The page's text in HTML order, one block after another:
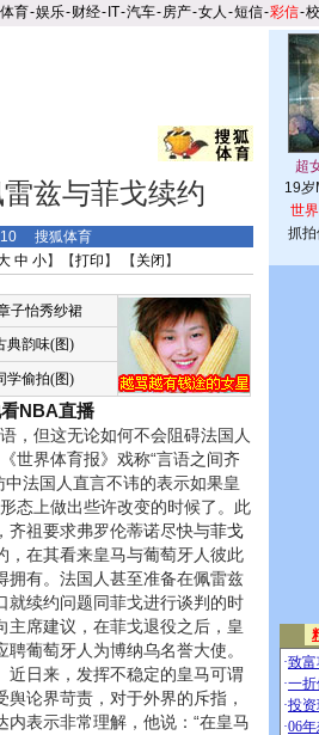
体育-娱乐-财经- IT-汽车-房产-女人 -短信-彩信-
兹与菲戈续约
搜狐体育
中 小】【打印 】 【 关闭 】
子怡秀纱裙
典韵味(图)
学偷拍(图)
NBA直播
，但这无论如何不会阻碍法国人
世界体育报》戏称“言语之间齐
法国人直言不讳的表示如果皇
态上做出些许改变的时候了。此
齐祖要求弗罗伦蒂诺尽快与菲戈
，在其看来皇马与葡萄牙人彼此
拥有。法国人甚至准备在佩雷兹
就续约问题同菲戈进行谈判的时
主席建议，在菲戈退役之后，皇
聘葡萄牙人为博纳乌名誉大使。
日来，发挥不稳定的皇马可谓
舆论界苛责，对于外界的斥指，
内表示非常理解，他说：“在皇马
19岁
世
抓